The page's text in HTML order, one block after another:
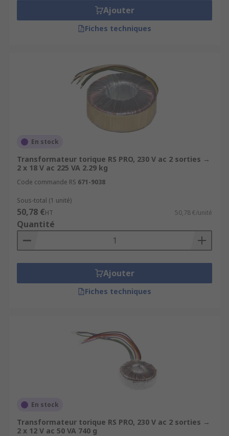
Ajouter
Fiches techniques
En stock
Transformateur torique RS PRO, 230 V ac 2 sorties →
2 x 18 V ac 225 VA 2.29 kg
Code commande RS 671-9038
Sous-total (1 unité)
50,78 €HT 50,78 €/unité
Quantité
Ajouter
Fiches techniques
En stock
Transformateur torique RS PRO, 230 V ac 2 sorties →
2 x 12 V ac 50 VA 740 g